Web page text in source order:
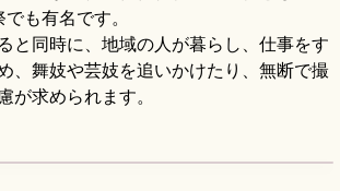
も有名です。
と同時に、地域の人が暮らし、仕事をす
、舞妓や芸妓を追いかけたり、無断で撮
が求められます。
ろ｜祇園の国宝本殿と祇園